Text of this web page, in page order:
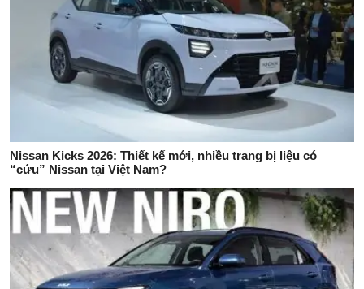
Nissan Kicks 2026: Thiết kế mới, nhiều trang bị liệu có
“cứu” Nissan tại Việt Nam?